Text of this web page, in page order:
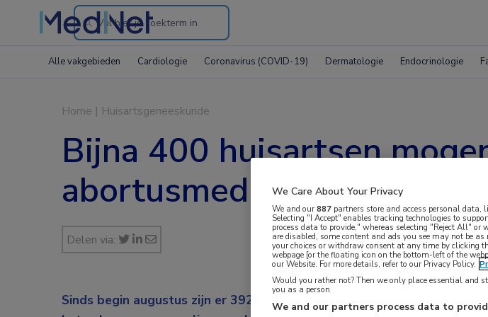
Search
the
Alle vakgebieden Cardiologie Coronavirus (COVID-19) Dermatologie Endocrinologie
Home | Huisartsgeneeskunde
Bijna 400 huisartsen
abortusmedicatie
Delen via:
Sinds begin augustus zijn er 392 huisartsen bevoegd om de abortuspil
We Care About Your Privacy
We and our887 partners store and access personal data,
Selecting "I Accept" enables tracking technologies to
process data to provide," whereas selecting "Reject All"
are disabled, some content and ads you see may not be
your choices or withdraw consent at any time by clicking
webpage [or the floating icon on the bottom-left of the
our Website. For more details, refer to our Privacy Policy.
Would you rather not? Then we only place essential and
you as a person
We and our partners process data to